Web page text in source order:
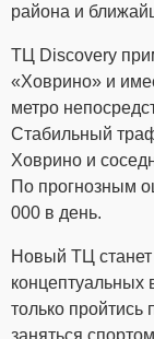
района и
ТЦ Discovery
«Ховрино» и
метро
Стабильный
Ховрино и
По прогнозным
000 в день.
Новый ТЦ
концептуальных
только пройтись